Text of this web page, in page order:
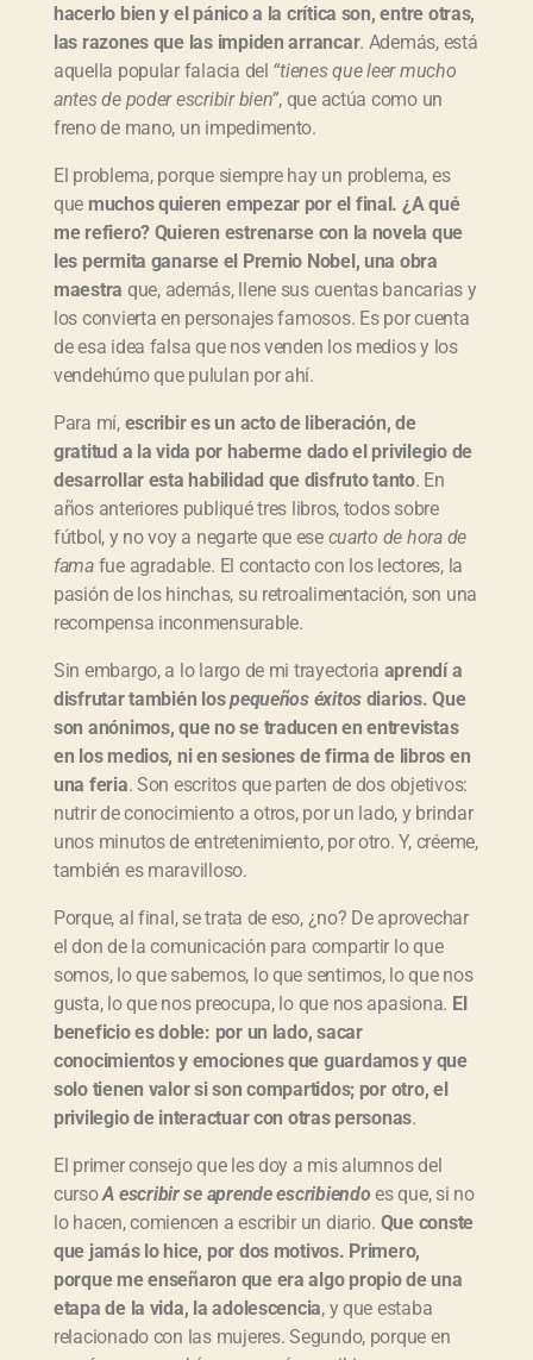
hacerlo bien y el pánico a la crítica son, entre otras,
las razones que las impiden arrancar. Además, está
aquella popular falacia del “tienes que leer mucho
antes de poder escribir bien”, que actúa como un
freno de mano, un impedimento.
El problema, porque siempre hay un problema, es
que muchos quieren empezar por el final. ¿A qué
me refiero? Quieren estrenarse con la novela que
les permita ganarse el Premio Nobel, una obra
maestra que, además, llene sus cuentas bancarias y
los convierta en personajes famosos. Es por cuenta
de esa idea falsa que nos venden los medios y los
vendehúmo que pululan por ahí.
Para mí, escribir es un acto de liberación, de
gratitud a la vida por haberme dado el privilegio de
desarrollar esta habilidad que disfruto tanto. En
años anteriores publiqué tres libros, todos sobre
fútbol, y no voy a negarte que ese cuarto de hora de
famafue agradable. El contacto con los lectores, la
pasión de los hinchas, su retroalimentación, son una
recompensa inconmensurable.
Sin embargo, a lo largo de mi trayectoria aprendí a
disfrutar también lospequeños éxitos diarios. Que
son anónimos, que no se traducen en entrevistas
en los medios, ni en sesiones de firma de libros en
una feria. Son escritos que parten de dos objetivos:
nutrir de conocimiento a otros, por un lado, y brindar
unos minutos de entretenimiento, por otro. Y, créeme,
también es maravilloso.
Porque, al final, se trata de eso, ¿no? De aprovechar
el don de la comunicación para compartir lo que
somos, lo que sabemos, lo que sentimos, lo que nos
gusta, lo que nos preocupa, lo que nos apasiona. El
beneficio es doble: por un lado, sacar
conocimientos y emociones que guardamos y que
solo tienen valor si son compartidos; por otro, el
privilegio de interactuar con otras personas.
El primer consejo que les doy a mis alumnos del
cursoA escribir se aprende escribiendo es que, si no
lo hacen, comiencen a escribir un diario. Que conste
que jamás lo hice, por dos motivos. Primero,
porque me enseñaron que era algo propio de una
etapa de la vida, la adolescencia, y que estaba
relacionado con las mujeres. Segundo, porque en